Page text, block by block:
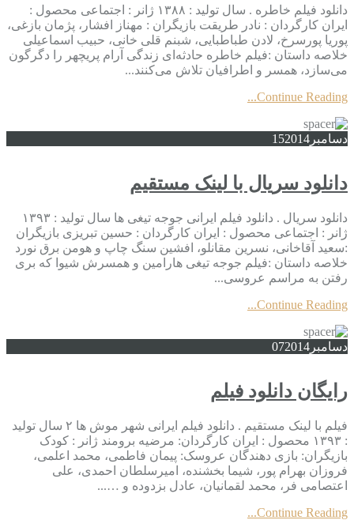
دانلود فیلم خاطره . سال تولید : ۱۳۸۸ ژانر : اجتماعی محصول :
ایران کارگردان : نادر طریقت بازیگران : مهناز افشار، پژمان بازغی،
پوریا پورسرخ، لادن طباطبایی، شبنم قلی خانی، حبیب اسماعیلی
خلاصه داستان :فیلم خاطره حادثه‌ای زندگی آرام پریچهر را دگرگون
می‌سازد، همسر و اطرافیان تلاش می‌کنند...
Continue Reading...
دسامبر 152014
دانلود سریال با لینک مستقیم
دانلود سریال . دانلود فیلم ایرانی جوجه تیغی ها سال تولید : ۱۳۹۳
ژانر : اجتماعی محصول : ایران کارگردان : حسین تبریزی بازیگران
:سعید آقاخانی، نسرین مقانلو، افشین سنگ چاپ و هومن برق نورد
خلاصه داستان :فیلم جوجه تیغی هارامین و همسرش شیوا که بری
رفتن به مراسم عروسی...
Continue Reading...
دسامبر 072014
رایگان دانلود فیلم
فیلم با لینک مستقیم . دانلود فیلم ایرانی شهر موش ها ۲ سال تولید
: ۱۳۹۳ محصول : ایران کارگردان: مرضیه برومند ژانر : کودک
بازیگران: بازی دهندگان عروسک: پیمان فاطمی، محمد اعلمی،
فروزان بهرام پور، شیما بخشنده، امیرسلطان احمدی، علی
اعتصامی فر، محمد لقمانیان، عادل بزدوده و …...
Continue Reading...